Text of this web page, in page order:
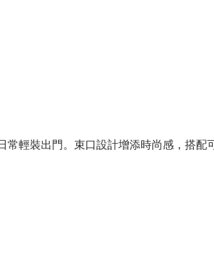
常輕裝出門。束口設計增添時尚感，搭配